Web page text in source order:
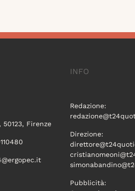
Firenze
INFO
Redazione:
Direzione:
Pubblicità: